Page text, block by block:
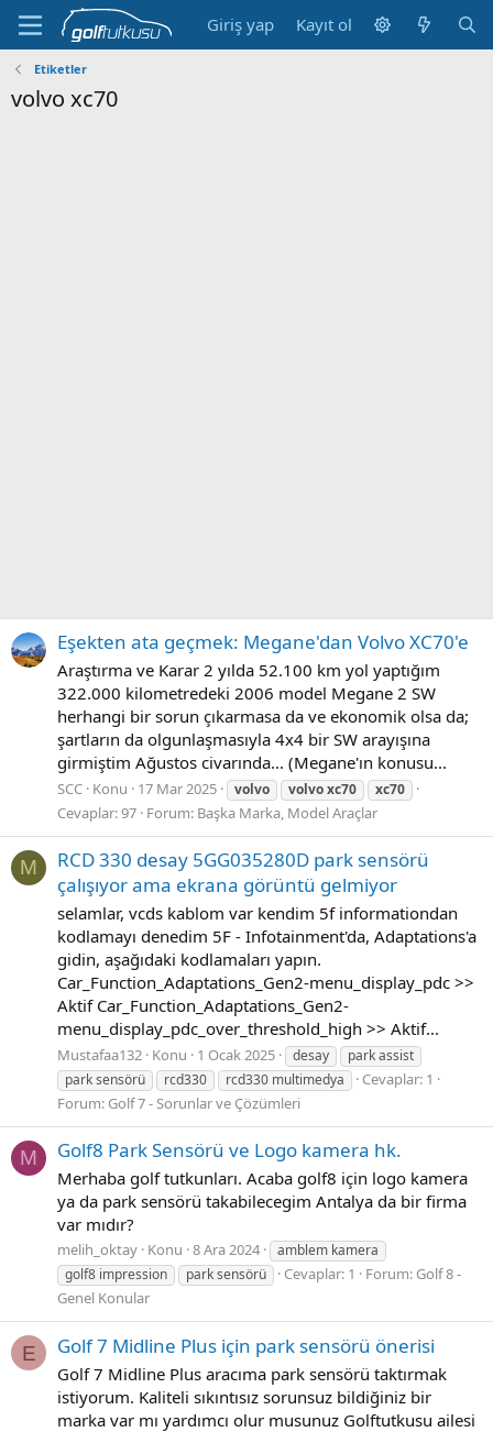
Giriş yap Kayıt ol
Etiketler
volvo xc70
Eşekten ata geçmek: Megane'dan Volvo XC70'e
Araştırma ve Karar 2 yılda 52.100 km yol yaptığım
322.000 kilometredeki 2006 model Megane 2 SW
herhangi bir sorun çıkarmasa da ve ekonomik olsa da;
şartların da olgunlaşmasıyla 4x4 bir SW arayışına
girmiştim Ağustos civarında... (Megane'ın konusu...
SCC Konu 17 Mar 2025 volvo volvoxc70 xc70
Cevaplar: 97 Forum: Başka Marka, Model Araçlar
M
RCD 330 desay 5GG035280D park sensörü
çalışıyor ama ekrana görüntü gelmiyor
selamlar, vcds kablom var kendim 5f informationdan
kodlamayı denedim 5F - Infotainment'da, Adaptations'a
gidin, aşağıdaki kodlamaları yapın.
Car_Function_Adaptations_Gen2-menu_display_pdc >>
Aktif Car_Function_Adaptations_Gen2-
menu_display_pdc_over_threshold_high >> Aktif...
Mustafaa132 Konu 1 Ocak 2025 desay
park assist
park sensörü
rcd330 rcd330 multimedya
Cevaplar: 1
Forum: Golf 7 - Sorunlar ve Çözümleri
M Golf8 Park Sensörü ve Logo kamera hk.
Merhaba golf tutkunları. Acaba golf8 için logo kamera
ya da park sensörü takabilecegim Antalya da bir firma
var mıdır?
melih_oktay Konu 8 Ara 2024
amblem kamera
golf8 impression
park sensörü Cevaplar: 1 Forum: Golf 8 -
Genel Konular
E Golf 7 Midline Plus için park sensörü önerisi
Golf 7 Midline Plus aracıma park sensörü taktırmak
istiyorum. Kaliteli sıkıntısız sorunsuz bildiğiniz bir
marka var mı yardımcı olur musunuz Golftutkusu ailesi